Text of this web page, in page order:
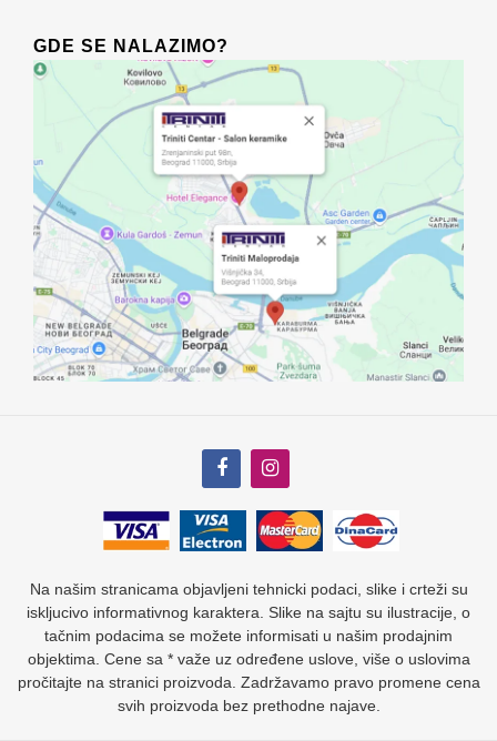
GDE SE NALAZIMO?
Na našim stranicama objavljeni tehnicki podaci, slike i crteži su
iskljucivo informativnog karaktera. Slike na sajtu su ilustracije, o
tačnim podacima se možete informisati u našim prodajnim
objektima. Cene sa * važe uz određene uslove, više o uslovima
pročitajte na stranici proizvoda. Zadržavamo pravo promene cena
svih proizvoda bez prethodne najave.